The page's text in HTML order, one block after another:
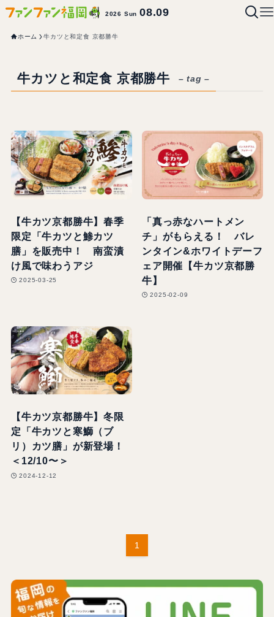
2026 Sun08.09
ホーム 牛カツと和定食 京都勝牛
牛カツと和定食 京都勝牛 – tag –
【牛カツ京都勝牛】春季
限定「牛カツと鯵カツ
膳」を販売中！ 南蛮漬
け風で味わうアジ
2025-03-25
「真っ赤なハートメン
チ」がもらえる！ バレ
ンタイン&ホワイトデーフ
ェア開催【牛カツ京都勝
牛】
2025-02-09
【牛カツ京都勝牛】冬限
定「牛カツと寒鰤（ブ
リ）カツ膳」が新登場！
＜12/10〜＞
2024-12-12
1